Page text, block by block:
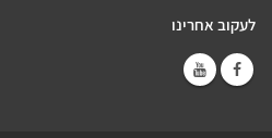
לעקוב אחרינו